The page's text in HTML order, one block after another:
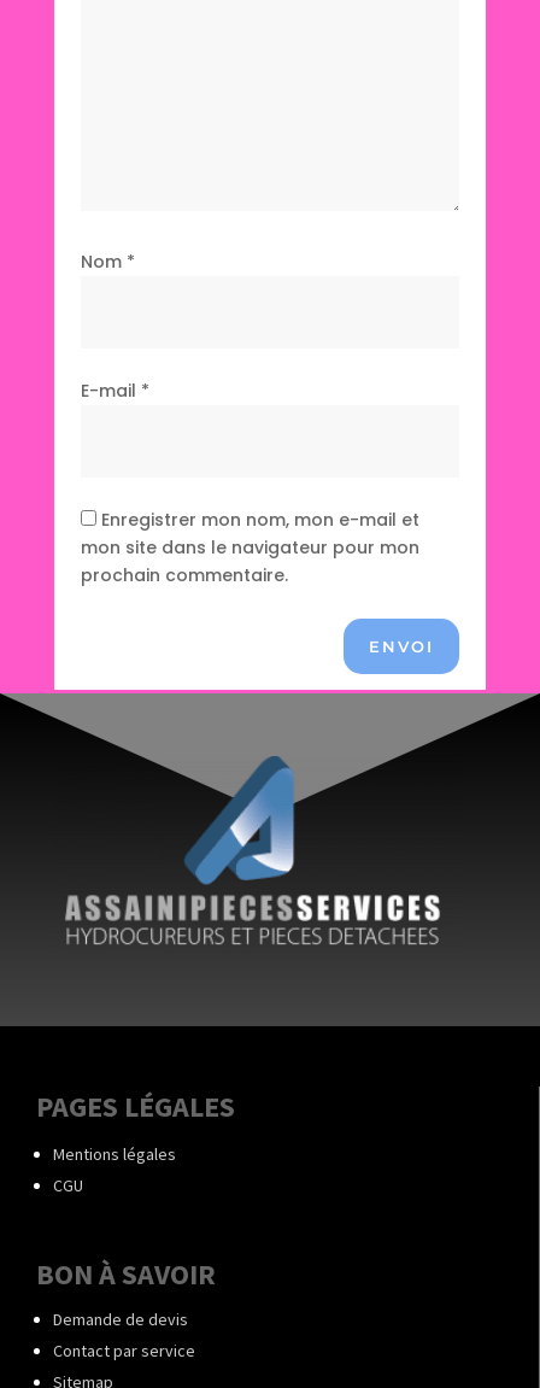
Nom *
E-mail *
Enregistrer mon nom, mon e-mail et
mon site dans le navigateur pour mon
prochain commentaire.
ENVOI
PAGES LÉGALES
Mentions légales
CGU
BON À SAVOIR
Demande de devis
Contact par service
Sitemap